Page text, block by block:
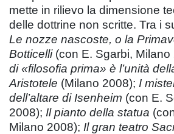
mette in rilievo la dimensione
delle dottrine non scritte. Tra i
Le nozze nascoste, o la
Botticelli(con E. Sgarbi, Milano
di «filosofia prima» è l’unità
Aristotele (Milano 2008); I
dell’altare di Isenheim (con E.
2008); Il pianto della statua
Milano 2008); Il gran teatro